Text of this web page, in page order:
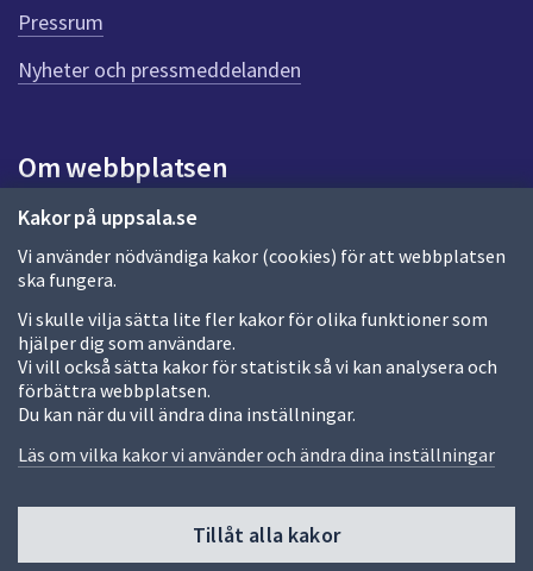
Kakor på uppsala.se
Vi använder nödvändiga kakor (cookies) för att webbplatsen
ska fungera.
Vi skulle vilja sätta lite fler kakor för olika funktioner som
hjälper dig som användare.
Vi vill också sätta kakor för statistik så vi kan analysera och
förbättra webbplatsen.
Du kan när du vill ändra dina inställningar.
Läs om vilka kakor vi använder och ändra dina inställningar
Tillåt alla kakor
e
n
n
a
d
a
Pressrum
Nyheter och pressmeddelanden
Om webbplatsen
Om webbplatsen
Allmänna handlingar och diarium
Behandling av personuppgifter
Kakor
Språk (other languages)
Tillgänglighetsredogörelse
Fler sätt att följa oss